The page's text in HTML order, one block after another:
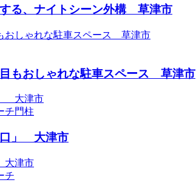
る、ナイトシーン外構 草津市
もおしゃれな駐車スペース 草津市
チ門柱
口」 大津市
チ